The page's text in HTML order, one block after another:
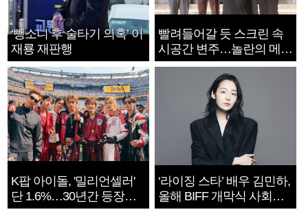
‘뺑소니 후 술타기 의혹’ 이
재룡 재판행
빨려들어갈 듯 스크린 속
시공간 변주…놀란의 메시
지는 ‘전쟁 속죄’
K팝 아이돌, '밀리언셀러'
단 1.6%…30년간 등장
1182개팀 전수조사
‘라이징 스타’ 배우 김민하,
올해 BIFF 개막식 사회자
확정